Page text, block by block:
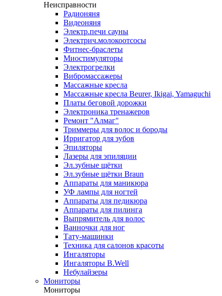
Неисправности
Радионяня
Видеоняня
Электр.печи сауны
Электрич.молокоотсосы
Фитнес-браслеты
Миостимуляторы
Электрогрелки
Вибромассажеры
Массажные кресла
Массажные кресла Beurer, Ikigai, Yamaguchi
Платы беговой дорожки
Электроника тренажеров
Ремонт "Алмаг"
Триммеры для волос и бороды
Ирригатор для зубов
Эпиляторы
Лазеры для эпиляции
Эл.зубные щётки
Эл.зубные щётки Braun
Аппараты для маникюра
УФ лампы для ногтей
Аппараты для педикюра
Аппараты для пилинга
Выпрямитель для волос
Ванночки для ног
Тату-машинки
Техника для салонов красоты
Ингаляторы
Ингаляторы B.Well
Небулайзеры
Мониторы
Мониторы